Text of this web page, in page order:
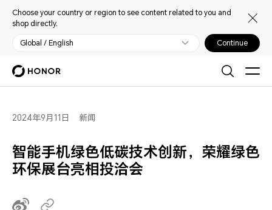
Choose your country or region to see content related to you and
shop directly.
Global / English Continue
2024年9月11日 新闻
智能手机绿色低碳技术创新，荣耀绿色
环保展台亮相投洽会